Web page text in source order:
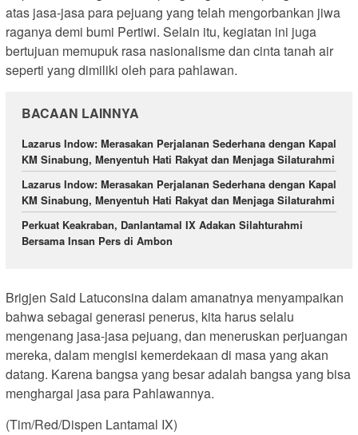
atas jasa-jasa para pejuang yang telah mengorbankan jiwa
raganya demi bumi Pertiwi. Selain itu, kegiatan ini juga
bertujuan memupuk rasa nasionalisme dan cinta tanah air
seperti yang dimiliki oleh para pahlawan.
BACAAN LAINNYA
Lazarus Indow: Merasakan Perjalanan Sederhana dengan Kapal
KM Sinabung, Menyentuh Hati Rakyat dan Menjaga Silaturahmi
Lazarus Indow: Merasakan Perjalanan Sederhana dengan Kapal
KM Sinabung, Menyentuh Hati Rakyat dan Menjaga Silaturahmi
Perkuat Keakraban, Danlantamal IX Adakan Silahturahmi
Bersama Insan Pers di Ambon
Brigjen Said Latuconsina dalam amanatnya menyampaikan
bahwa sebagai generasi penerus, kita harus selalu
mengenang jasa-jasa pejuang, dan meneruskan perjuangan
mereka, dalam mengisi kemerdekaan di masa yang akan
datang. Karena bangsa yang besar adalah bangsa yang bisa
menghargai jasa para Pahlawannya.
(Tim/Red/Dispen Lantamal IX)